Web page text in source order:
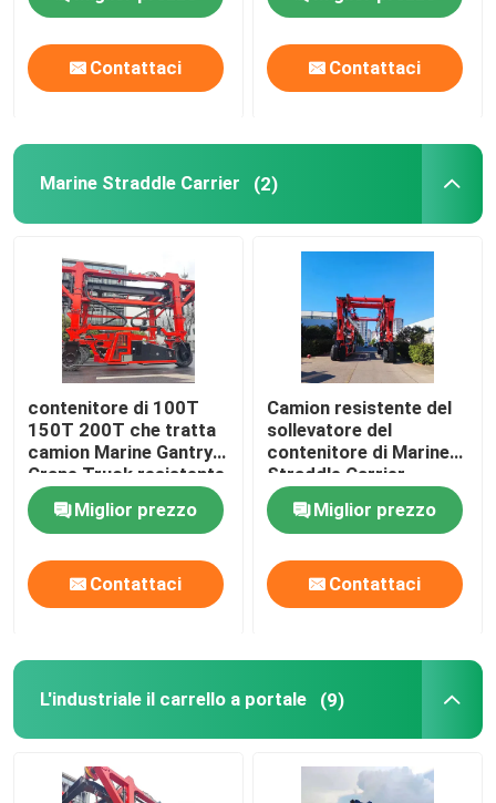
Contattaci Contattaci
Marine Straddle Carrier (2)
contenitore di 100T
150T 200T che tratta
camion Marine Gantry
Crane Truck resistente
Miglior prezzo
Contattaci
Camion resistente del
sollevatore del
contenitore di Marine
Straddle Carrier
Manufacturer
Customized
Miglior prezzo
Contattaci
L'industriale il carrello a portale (9)